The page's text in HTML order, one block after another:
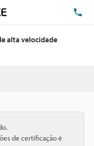
alta velocidade
de certificação é